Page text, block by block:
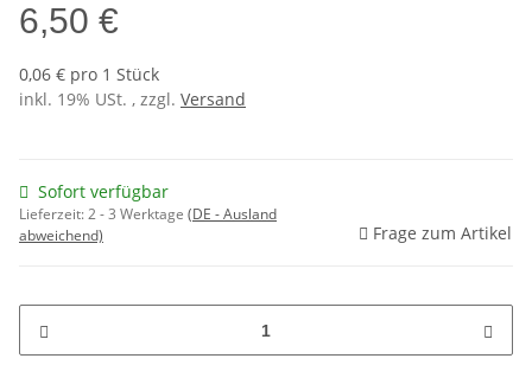
6,50 €
0,06 € pro 1 Stück
inkl. 19% USt. , zzgl. Versand
Sofort verfügbar
Lieferzeit:2 - 3 Werktage (DE - Ausland
abweichend)
Frage zum Artikel